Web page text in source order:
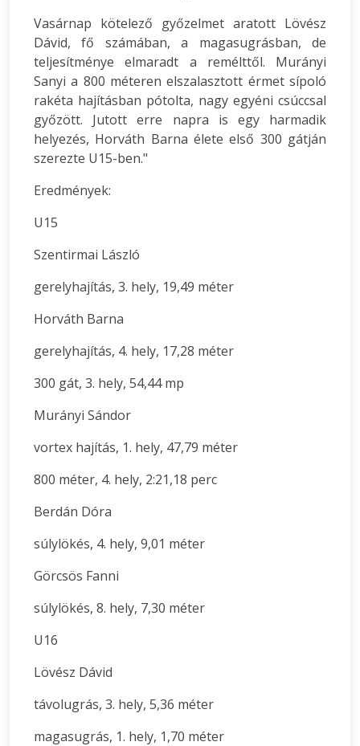
Vasárnap kötelező győzelmet aratott Lövész
Dávid, fő számában, a magasugrásban, de
teljesítménye elmaradt a remélttől. Murányi
Sanyi a 800 méteren elszalasztott érmet sípoló
rakéta hajításban pótolta, nagy egyéni csúccsal
győzött. Jutott erre napra is egy harmadik
helyezés, Horváth Barna élete első 300 gátján
szerezte U15-ben."
Eredmények:
U15
Szentirmai László
gerelyhajítás, 3. hely, 19,49 méter
Horváth Barna
gerelyhajítás, 4. hely, 17,28 méter
300 gát, 3. hely, 54,44 mp
Murányi Sándor
vortex hajítás, 1. hely, 47,79 méter
800 méter, 4. hely, 2:21,18 perc
Berdán Dóra
súlylökés, 4. hely, 9,01 méter
Görcsös Fanni
súlylökés, 8. hely, 7,30 méter
U16
Lövész Dávid
távolugrás, 3. hely, 5,36 méter
magasugrás, 1. hely, 1,70 méter